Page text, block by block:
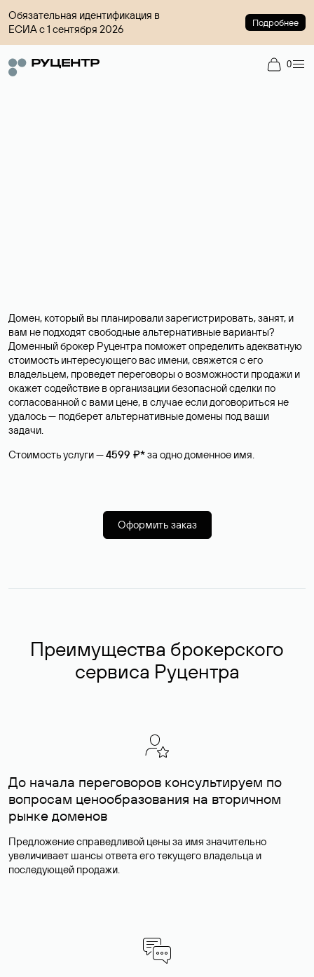
Обязательная идентификация в
ЕСИА с 1 сентября 2026
Подробнее
0
Домен, который вы планировали зарегистрировать, занят, и
вам не подходят свободные альтернативные варианты?
Доменный брокер Руцентра поможет определить адекватную
стоимость интересующего вас имени, свяжется с его
владельцем, проведет переговоры о возможности продажи и
окажет содействие в организации безопасной сделки по
согласованной с вами цене, в случае если договориться не
удалось — подберет альтернативные домены под ваши
задачи.
Стоимость услуги —4599 ₽*за одно доменное имя.
Оформить заказ
Преимущества брокерского
сервиса Руцентра
До начала переговоров консультируем по
вопросам ценообразования на вторичном
рынке доменов
Предложение справедливой цены за имя значительно
увеличивает шансы ответа его текущего владельца и
последующей продажи.